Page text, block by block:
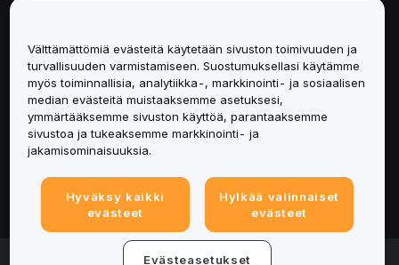
Palvelut
Tuki
Tuotteet
Lakiasiat
© 2025-2026 Bybit.eu. All rights reserved.
Välttämättömiä evästeitä käytetään sivuston toimivuuden ja
turvallisuuden varmistamiseen. Suostumuksellasi käytämme
myös toiminnallisia, analytiikka-, markkinointi- ja sosiaalisen
median evästeitä muistaaksemme asetuksesi,
ymmärtääksemme sivuston käyttöä, parantaaksemme
sivustoa ja tukeaksemme markkinointi- ja
jakamisominaisuuksia.
Hyväksy kaikki
evästeet
Hylkää valinnaiset
evästeet
Evästeasetukset